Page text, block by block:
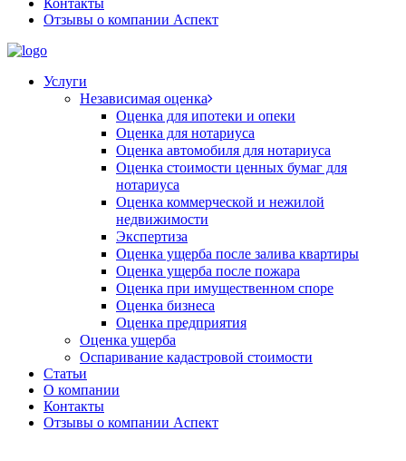
Контакты
Отзывы о компании Аспект
Услуги
Независимая оценка
Оценка для ипотеки и опеки
Оценка для нотариуса
Оценка автомобиля для нотариуса
Оценка стоимости ценных бумаг для
нотариуса
Оценка коммерческой и нежилой
недвижимости
Экспертиза
Оценка ущерба после залива квартиры
Оценка ущерба после пожара
Оценка при имущественном споре
Оценка бизнеса
Оценка предприятия
Оценка ущерба
Оспаривание кадастровой стоимости
Статьи
О компании
Контакты
Отзывы о компании Аспект